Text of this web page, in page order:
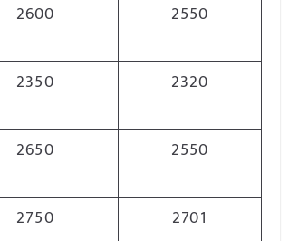
2600 2550
2350 2320
2650 2550
2750 2701